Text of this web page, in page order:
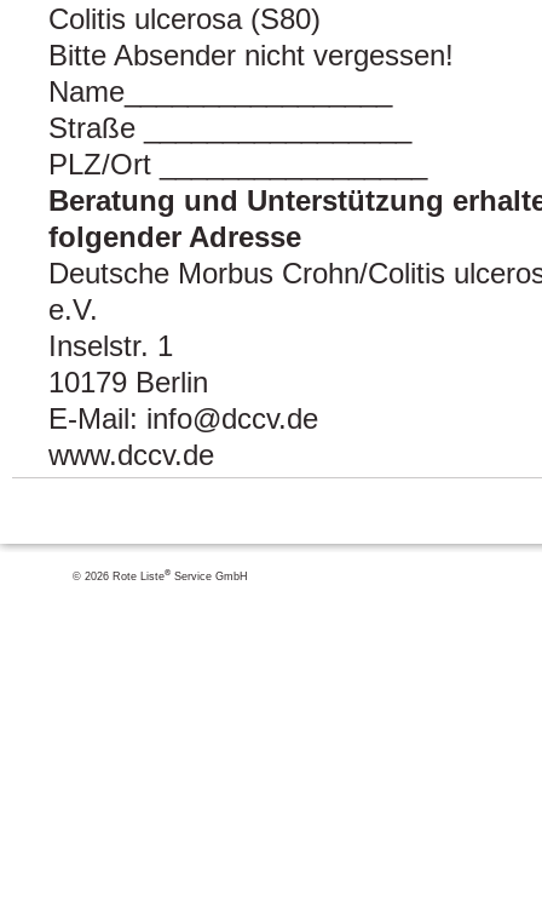
Colitis ulcerosa (S80)
Bitte Absender nicht vergessen!
Name_________________
Straße _________________
PLZ/Ort _________________
Beratung und Unterstützung
folgender Adresse
Deutsche Morbus Crohn/Colitis
e.V.
Inselstr. 1
10179 Berlin
E-Mail: info@dccv.de
www.dccv.de
© 2026 Rote Liste® Service GmbH